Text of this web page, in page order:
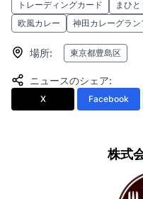
トレーディングカード
まひと
欧風カレー
神田カレーグラン
場所: 東京都豊島区
ニュースのシェア:
X Facebook
株式